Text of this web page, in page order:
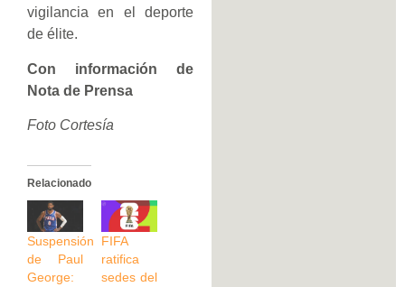
vigilancia en el deporte
de élite.
Con información de
Nota de Prensa
Foto Cortesía
Relacionado
Suspensión
de Paul
George:
FIFA
ratifica
sedes del